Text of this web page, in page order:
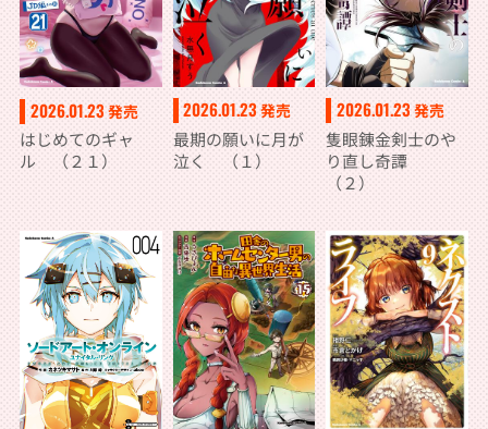
2026.01.23 発売
はじめてのギャ
ル （２１）
2026.01.23発売
最期の願いに月が
泣く （１）
2026.01.23 発売
隻眼錬金剣士のや
り直し奇譚
（２）